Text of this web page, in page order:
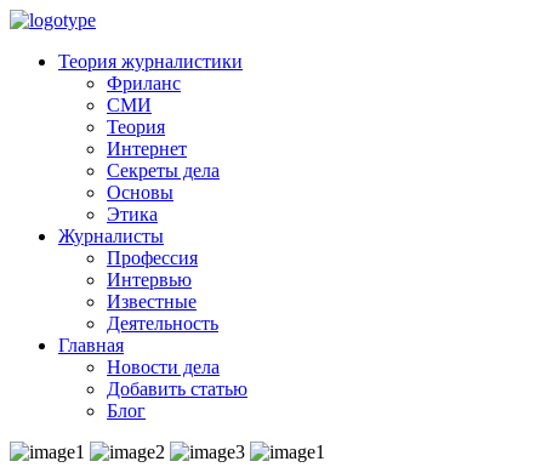
Теория журналистики
Фриланс
СМИ
Теория
Интернет
Секреты дела
Основы
Этика
Журналисты
Профессия
Интервью
Известные
Деятельность
Главная
Новости дела
Добавить статью
Блог